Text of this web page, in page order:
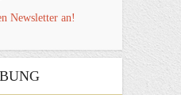
Newsletter an!